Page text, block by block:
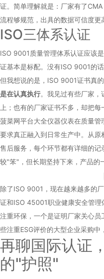
证。简单理解就是：厂家有了
流程够规范，出具的数据可信度更
ISO三体系认证
ISO 9001质量管理体系认证应该
证基本是标配。没有ISO 9001的
但我想说的是，ISO 9001证书真
是在认真执行。我见过有些厂家
上；也有的厂家证书不多，却把每
菠菜网平台大全仪器仪表在质量
要求真正融入到日常生产中。从
售后服务，每个环节都有详细的
较"笨"，但长期坚持下来，产品的
除了ISO 9001，现在越来越多的
证和ISO 45001职业健康安全管
注重环保，一个是证明厂家关心
些注重ESG评价的大型企业采购中
再聊国际认证
的"护照"